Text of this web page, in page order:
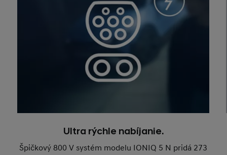
Ultra rýchle nabíjanie.
Špičkový 800 V systém modelu IONIQ 5 N pridá 273